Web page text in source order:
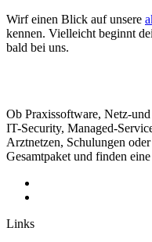
Wirf einen Blick auf unsere
kennen. Vielleicht beginnt
bald bei uns.
Ob Praxissoftware, Netz-
IT-Security, Managed-
Arztnetzen, Schulungen
Gesamtpaket und finden
Links